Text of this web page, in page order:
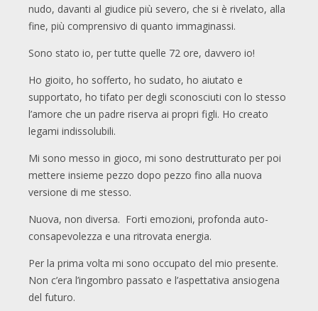
nudo, davanti al giudice più severo, che si è rivelato, alla
fine, più comprensivo di quanto immaginassi.
Sono stato io, per tutte quelle 72 ore, davvero io!
Ho gioito, ho sofferto, ho sudato, ho aiutato e
supportato, ho tifato per degli sconosciuti con lo stesso
l’amore che un padre riserva ai propri figli. Ho creato
legami indissolubili.
Mi sono messo in gioco, mi sono destrutturato per poi
mettere insieme pezzo dopo pezzo fino alla nuova
versione di me stesso.
Nuova, non diversa. Forti emozioni, profonda auto-
consapevolezza e una ritrovata energia.
Per la prima volta mi sono occupato del mio presente.
Non c’era l’ingombro passato e l’aspettativa ansiogena
del futuro.